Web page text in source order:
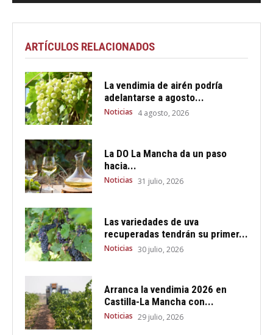
ARTÍCULOS RELACIONADOS
La vendimia de airén podría
adelantarse a agosto...
Noticias 4 agosto, 2026
La DO La Mancha da un paso
hacia...
Noticias 31 julio, 2026
Las variedades de uva
recuperadas tendrán su primer...
Noticias 30 julio, 2026
Arranca la vendimia 2026 en
Castilla-La Mancha con...
Noticias 29 julio, 2026